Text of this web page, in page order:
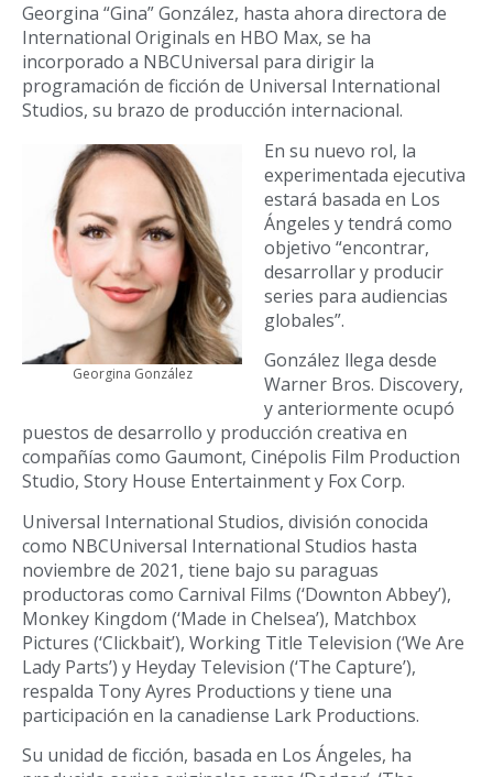
Georgina “Gina” González, hasta ahora directora de
International Originals en HBO Max, se ha
incorporado a NBCUniversal para dirigir la
programación de ficción de Universal International
Studios, su brazo de producción internacional.
Georgina González
En su nuevo rol, la
experimentada ejecutiva
estará basada en Los
Ángeles y tendrá como
objetivo “encontrar,
desarrollar y producir
series para audiencias
globales”.
González llega desde
Warner Bros. Discovery,
y anteriormente ocupó
puestos de desarrollo y producción creativa en
compañías como Gaumont, Cinépolis Film Production
Studio, Story House Entertainment y Fox Corp.
Universal International Studios, división conocida
como NBCUniversal International Studios hasta
noviembre de 2021, tiene bajo su paraguas
productoras como Carnival Films (‘Downton Abbey’),
Monkey Kingdom (‘Made in Chelsea’), Matchbox
Pictures (‘Clickbait’), Working Title Television (‘We Are
Lady Parts’) y Heyday Television (‘The Capture’),
respalda Tony Ayres Productions y tiene una
participación en la canadiense Lark Productions.
Su unidad de ficción, basada en Los Ángeles, ha